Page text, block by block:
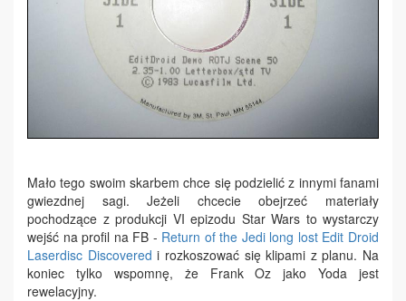
Mało tego swoim skarbem chce się podzielić z innymi fanami
gwiezdnej sagi. Jeżeli chcecie obejrzeć materiały
pochodzące z produkcji VI epizodu Star Wars to wystarczy
wejść na profil na FB - Return of the Jedi long lost Edit Droid
Laserdisc Discovered i rozkoszować się klipami z planu. Na
koniec tylko wspomnę, że Frank Oz jako Yoda jest
rewelacyjny.